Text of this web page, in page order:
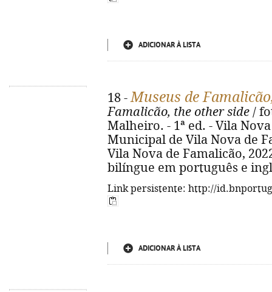
ADICIONAR À LISTA
18 -Museus de
Famalicão, the other side /
Malheiro. - 1ª ed. - Vila
Municipal de Vila Nova de
Vila Nova de Famalicão,
bilíngue em português e
Link persistente: http://
ADICIONAR À LISTA